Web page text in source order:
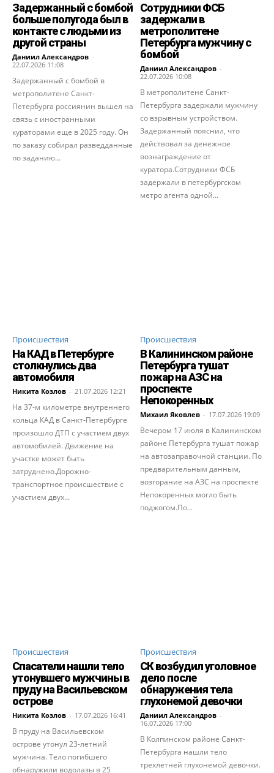
Задержанный с бомбой
больше полугода был в
контакте с людьми из
другой страны
Даниил Александров -
22.07.2026 11:08
Задержанный с бомбой в
метрополитене Санкт-
Петербурга россиянин вышел на
связь с иностранными
кураторами еще в 2025 году. Он
по заказу собирал разведданные
по заданию...
Сотрудники ФСБ
задержали в
метрополитене
Петербурга мужчину с
бомбой
Даниил Александров -
22.07.2026 10:08
В метрополитене Санкт-
Петербурга задержали мужчину
со взрывным устройством.
Задержанный пояснил, что
действовал за денежное
вознаграждение от
куратора.Сотрудники ФСБ
задержали в петербургском
метро агента одной...
Происшествия
На КАД в Петербурге
столкнулись два
автомобиля
Никита Козлов - 21.07.2026 12:21
На 37-м километре внутреннего
кольца КАД в Санкт-Петербурге
произошло ДТП с участием двух
автомобилей. Движение на
участке может быть
затруднено.Дорожно-
транспортное происшествие с
участием двух...
Происшествия
В Калининском районе
Петербурга тушат
пожар на АЗС на
проспекте
Непокоренных
Михаил Яковлев - 17.07.2026 19:09
Вечером 17 июля в Калининском
районе Петербурга тушат пожар
на автозаправочной станции. По
предварительным данным,
возгорание на АЗС на проспекте
Непокоренных могло быть
поджогом.По...
Происшествия
Спасатели нашли тело
утонувшего мужчины в
пруду на Васильевском
острове
Никита Козлов - 17.07.2026 16:41
В пруду на Васильевском
острове утонул 23-летний
мужчина. Тело погибшего
обнаружили водолазы в 25
Происшествия
СК возбудил уголовное
дело после
обнаружения тела
глухонемой девочки
Даниил Александров -
16.07.2026 17:00
В Колпинском районе Санкт-
Петербурга нашли тело
трехлетней глухонемой девочки.